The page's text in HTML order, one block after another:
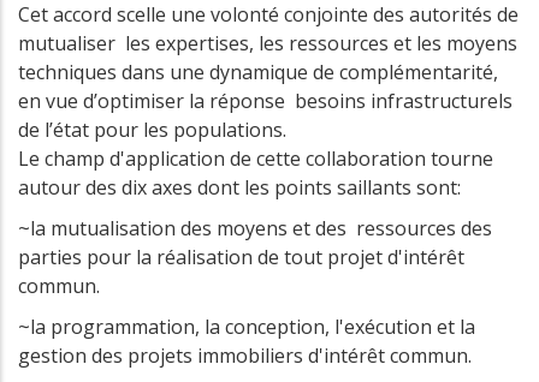
Cet accord scelle une volonté conjointe des autorités de
mutualiser les expertises, les ressources et les moyens
techniques dans une dynamique de complémentarité,
en vue d’optimiser la réponse besoins infrastructurels
de l’état pour les populations.
Le champ d'application de cette collaboration tourne
autour des dix axes dont les points saillants sont:
~la mutualisation des moyens et des ressources des
parties pour la réalisation de tout projet d'intérêt
commun.
~la programmation, la conception, l'exécution et la
gestion des projets immobiliers d'intérêt commun.